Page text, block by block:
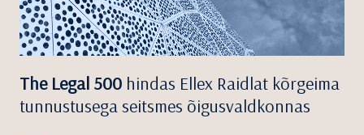
The Legal 500 hindas Ellex Raidlat kõrgeima
tunnustusega seitsmes õigusvaldkonnas